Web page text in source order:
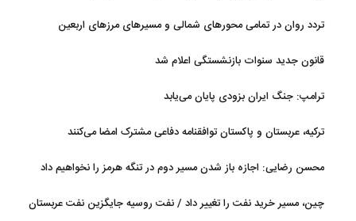
تردد روان در تمامی محورهای شمالی و مسیرهای مرزهای اربعین
قانون جدید سنوات بازنشستگی اعلام شد
ترامپ: جنگ ایران بزودی پایان می‌یابد
ترکیه، عربستان و پاکستان توافقنامه دفاعی مشترک امضا می‌کنند
محسن رضایی: اجازه باز شدن مسیر دوم در تنگه هرمز را نخواهیم داد
چین، مسیر خرید نفت را تغییر داد / نفت روسیه جایگزین نفت عربستان